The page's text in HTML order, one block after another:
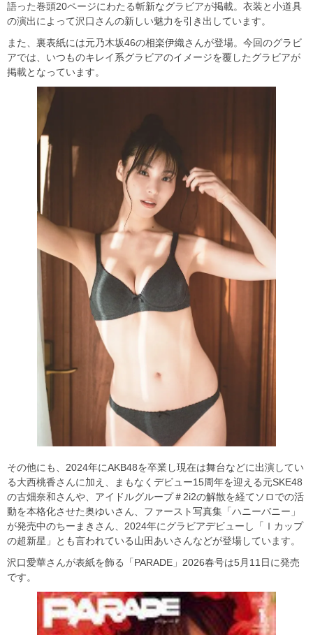
語った巻頭20ページにわたる斬新なグラビアが掲載。衣装と小道具
の演出によって沢口さんの新しい魅力を引き出しています。
また、裏表紙には元乃木坂46の相楽伊織さんが登場。今回のグラビ
アでは、いつものキレイ系グラビアのイメージを覆したグラビアが
掲載となっています。
その他にも、2024年にAKB48を卒業し現在は舞台などに出演してい
る大西桃香さんに加え、まもなくデビュー15周年を迎える元SKE48
の古畑奈和さんや、アイドルグループ＃2i2の解散を経てソロでの活
動を本格化させた奥ゆいさん、ファースト写真集「ハニーバニー」
が発売中のちーまきさん、2024年にグラビアデビューし「Ｉカップ
の超新星」とも言われている山田あいさんなどが登場しています。
沢口愛華さんが表紙を飾る「PARADE」2026春号は5月11日に発売
です。